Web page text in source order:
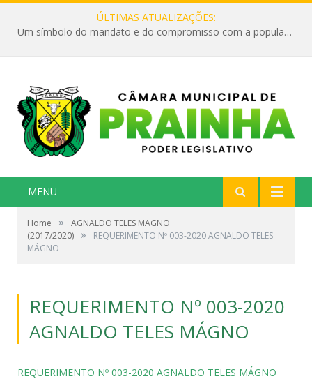
ÚLTIMAS ATUALIZAÇÕES:
Um símbolo do mandato e do compromisso com a população
MENU
Home »
AGNALDO TELES MAGNO
(2017/2020) »
REQUERIMENTO Nº 003-2020 AGNALDO TELES
MÁGNO
REQUERIMENTO Nº 003-2020
AGNALDO TELES MÁGNO
REQUERIMENTO Nº 003-2020 AGNALDO TELES MÁGNO